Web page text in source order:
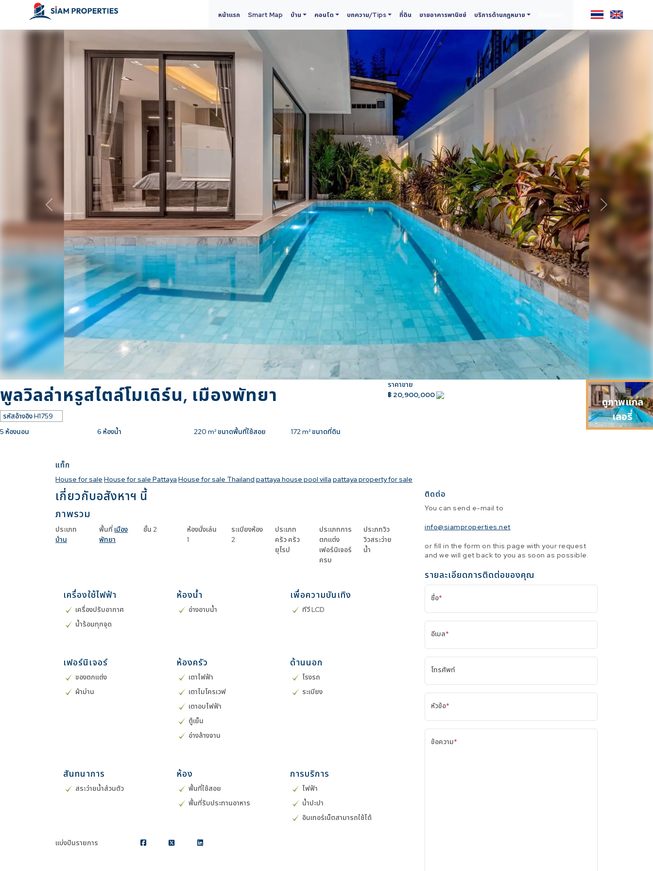
หน้าแรก Smart Map บ้าน คอนโด บทความ/Tips ที่ดิน ขายอาคารพานิชย์ บริการด้านกฎหมาย
ก่อนหน้า ถัดไป
พูลวิลล่าหรูสไตล์โมเดิร์น, เมืองพัทยา
รหัสอ้างอิงH1759
5 ห้องนอน 6 ห้องน้ำ 220 m² ขนาดพื้นที่ใช้สอย 172m² ขนาดที่ดิน
ราคาขาย
฿ 20,900,000
ดูภาพแกล
เลอรี่
แท็ก
House for sale House for sale Pattaya House for sale Thailand pattaya house pool villa pattaya property for sale
เกี่ยวกับอสังหาฯ นี้
ภาพรวม
ประเภท
บ้าน
พื้นที่ เมือง
พัทยา
ชั้น 2
ห้องนั่งเล่น
1
ระเบียงห้อง
2
ประเภท
ครัว ครัว
ยุโรป
ประเภทการ
ตกแต่ง
เฟอร์นิเจอร์
ครบ
ประภทวิว
วิวสระว่าย
น้ำ
เครื่องใช้ไฟฟ้า
เครื่องปรับอากาศ
น้ำร้อนทุกจุด
ห้องน้ำ
อ่างอาบน้ำ
เพื่อความบันเทิง
ทีวี LCD
เฟอร์นิเจอร์
ของตกแต่ง
ผ้าม่าน
ห้องครัว
เตาไฟฟ้า
เตาไมโครเวฟ
เตาอบไฟฟ้า
ตู้เย็น
อ่างล้างจาน
ด้านนอก
โรงรถ
ระเบียง
สันทนาการ
สระว่ายน้ำส่วนตัว
ห้อง
พื้นที่ใช้สอย
พื้นที่รับประทานอาหาร
การบริการ
ไฟฟ้า
น้ำปะปา
อินเทอร์เน็ตสามารถใช้ได้
แบ่งปันรายการ
ติดต่อ
You can send e-mail to
info@siamproperties.net
or fill in the form on this page with your request
and we will get back to you as soon as possible.
รายละเอียดการติดต่อของคุณ
ชื่อ*
อีเมล*
โทรศัพท์
หัวข้อ*
ข้อความ*